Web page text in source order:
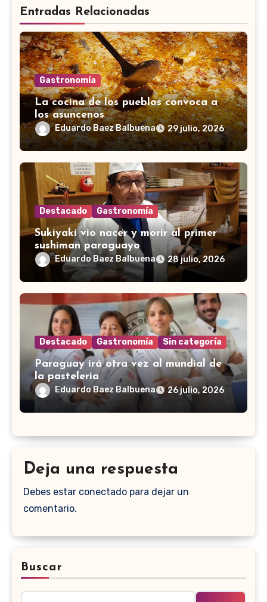
Entradas Relacionadas
Gastronomía
La cocina de los pueblos convoca a
los asuncenos
Eduardo Baez Balbuena 29 julio, 2026
Destacado Gastronomía
Sukiyaki vio nacer y morir al primer
sushiman paraguayo
Eduardo Baez Balbuena 28 julio, 2026
Destacado Gastronomía Sin categoría
Paraguay irá otra vez al mundial de
la pastelería
Eduardo Baez Balbuena 26 julio, 2026
Deja una respuesta
Debes estar conectado para dejar un
comentario.
Buscar